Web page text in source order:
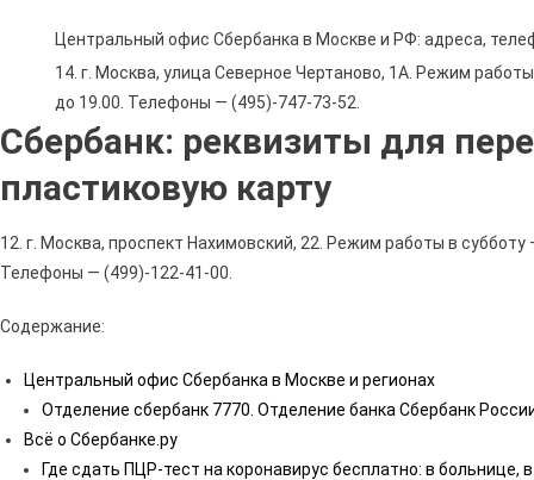
Центральный офис Сбербанка в Москве и РФ: адреса,
14. г. Москва, улица Северное Чертаново, 1А. Режим
до 19.00. Телефоны — (495)-747-73-52.
Сбербанк: реквизиты для
пластиковую карту
12. г. Москва, проспект Нахимовский, 22. Режим работы в
Телефоны — (499)-122-41-00.
Содержание:
Центральный офис Сбербанка в Москве и регионах
Отделение сбербанк 7770. Отделение банка Сбербанк
Всё о Сбербанке.ру
Где сдать ПЦР-тест на коронавирус бесплатно: в больнице,